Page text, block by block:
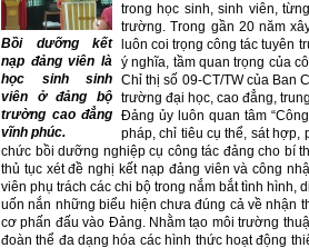
Bồi dưỡng kết
nạp đảng viên là
học sinh sinh
viên ở đảng bộ
trường cao đẳng
vĩnh phúc.
trong học sinh, sinh viên,
trường. Trong gần 20 năm
luôn coi trọng công tác tuyên
ý nghĩa, tầm quan trọng của
Chỉ thị số 09­-CT/TW của Ban
trường đại học, cao đẳng,
Đảng ủy luôn quan tâm
pháp, chỉ tiêu cụ thể, sát hợp,
chức bồi dưỡng nghiệp cụ công tác đảng cho bí
thủ tục xét đề nghị kết nạp đảng viên và công
viên phụ trách các chi bộ trong nắm bắt tình
uốn nắn những biểu hiện chưa đúng cả về nhận
cơ phấn đấu vào Đảng. Nhằm tạo môi trường
đoàn thể đa dạng hóa các hình thức hoạt động